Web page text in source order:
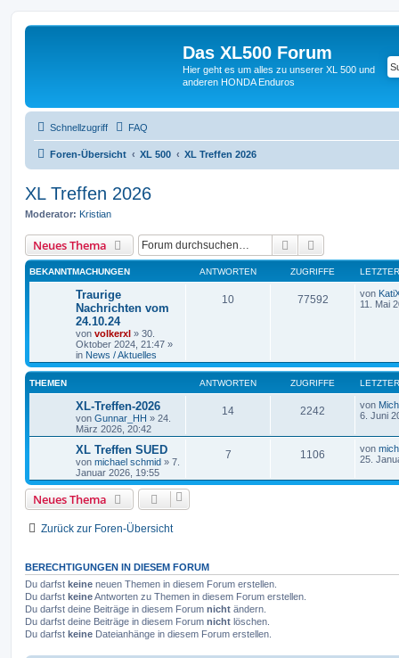
Das XL500 Forum
Hier geht es um alles zu unserer XL 500 und
anderen HONDA Enduros
Schnellzugriff FAQ
Foren-Übersicht XL 500 XL Treffen 2026
XL Treffen 2026
Moderator: Kristian
Neues Thema Suche
BEKANNTMACHUNGEN ANTWORTEN ZUGRIFFE
Traurige
Nachrichten vom
24.10.24
von volkerxl » 30.
Oktober 2024, 21:47 »
in News / Aktuelles
10 77592 von
11. Mai
THEMEN ANTWORTEN ZUGRIFFE
XL-Treffen-2026
von Gunnar_HH » 24.
März 2026, 20:42
14 2242 von
6. Juni
XL Treffen SUED
von michael schmid » 7.
Januar 2026, 19:55
7 1106 von
25.
Neues Thema
Zurück zur Foren-Übersicht
BERECHTIGUNGEN IN DIESEM FORUM
Du darfst keine neuen Themen in diesem Forum erstellen.
Du darfst keineAntworten zu Themen in diesem Forum erstellen.
Du darfst deine Beiträge in diesem Forum nicht ändern.
Du darfst deine Beiträge in diesem Forum nicht löschen.
Du darfst keine Dateianhänge in diesem Forum erstellen.